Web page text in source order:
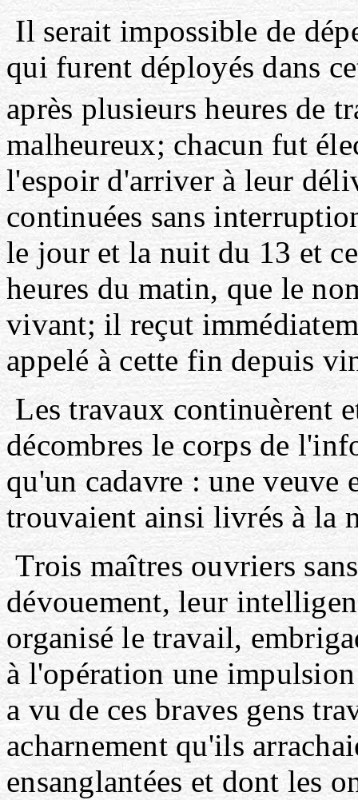
Il serait impossible de
qui furent déployés dans
après plusieurs heures de
malheureux; chacun fut
l'espoir d'arriver à leur
continuées sans
le jour et la nuit du 13 et
heures du matin, que le
vivant; il reçut
appelé à cette fin depuis
Les travaux continuèrent
décombres le corps de
qu'un cadavre : une veuve
trouvaient ainsi livrés à la
Trois maîtres ouvriers
dévouement, leur
organisé le travail,
à l'opération une
a vu de ces braves gens
acharnement qu'ils
ensanglantées et dont les